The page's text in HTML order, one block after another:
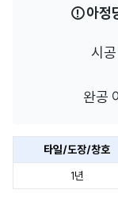
⚠️아정
시
완공
타일/도장/창호
1년